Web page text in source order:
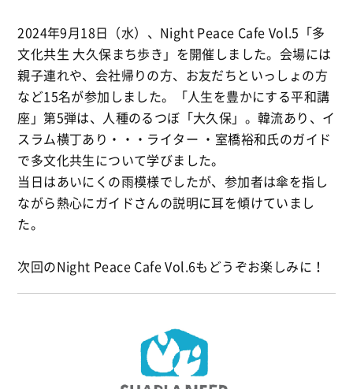
2024年9月18日（水）、Night Peace Cafe Vol.5「多
文化共生 大久保まち歩き」を開催しました。会場には
親子連れや、会社帰りの方、お友だちといっしょの方
など15名が参加しました。「人生を豊かにする平和講
座」第5弾は、人種のるつぼ「大久保」。韓流あり、イ
スラム横丁あり・・・ライター ・室橋裕和氏のガイド
で多文化共生について学びました。
当日はあいにくの雨模様でしたが、参加者は傘を指し
ながら熱心にガイドさんの説明に耳を傾けていまし
た。
次回のNight Peace Cafe Vol.6もどうぞお楽しみに！